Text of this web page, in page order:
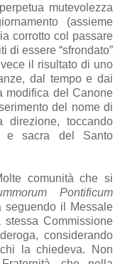
mutevolezza
(assieme
corrotto col passare
di essere “sfrondato”
il risultato di uno
dal tempo e dai
modifica del Canone
del nome di
direzione, toccando
e sacra del Santo
comunità che si
Pontificum
seguendo il Messale
Commissione
considerando
la chiedeva. Non